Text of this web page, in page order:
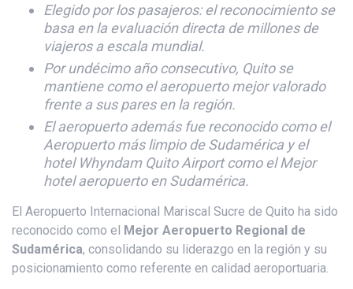
Elegido por los pasajeros: el reconocimiento se
basa en la evaluación directa de millones de
viajeros a escala mundial.
Por undécimo año consecutivo, Quito se
mantiene como el aeropuerto mejor valorado
frente a sus pares en la región.
El aeropuerto además fue reconocido como el
Aeropuerto más limpio de Sudamérica y el
hotel Whyndam Quito Airport como el Mejor
hotel aeropuerto en Sudamérica.
El Aeropuerto Internacional Mariscal Sucre de Quito ha sido
reconocido como el Mejor Aeropuerto Regional de
Sudamérica, consolidando su liderazgo en la región y su
posicionamiento como referente en calidad aeroportuaria.